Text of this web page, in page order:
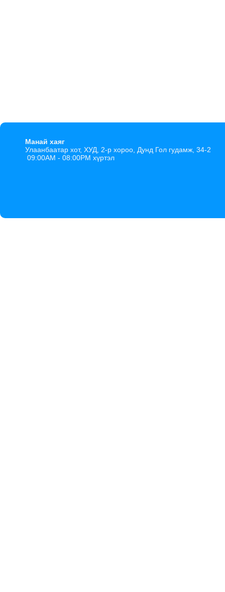
Манай хаяг
Улаанбаатар хот, ХУД, 2-р хороо, Дунд Гол гудамж, 34-2
09:00AM - 08:00PM хүртэл